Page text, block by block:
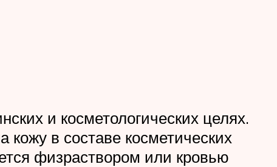
и косметологических целях.
кожу в составе косметических
физраствором или кровью